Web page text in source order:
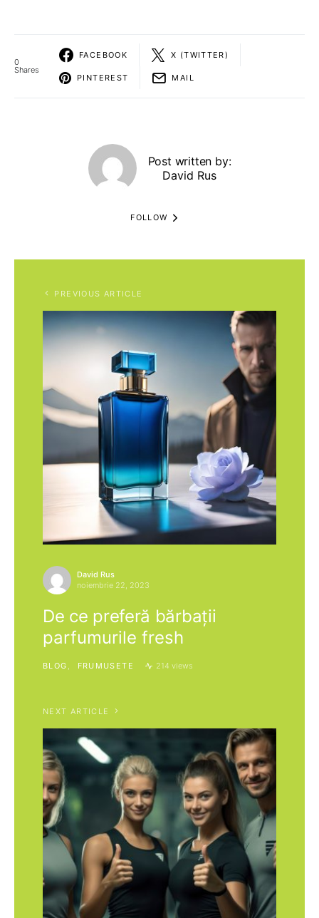
0
Shares
FACEBOOK X (TWITTER)
PINTEREST MAIL
Post written by:
David Rus
FOLLOW
PREVIOUS ARTICLE
David Rus
noiembrie 22, 2023
De ce preferă bărbații
parfumurile fresh
BLOG FRUMUSETE 214 views
NEXT ARTICLE